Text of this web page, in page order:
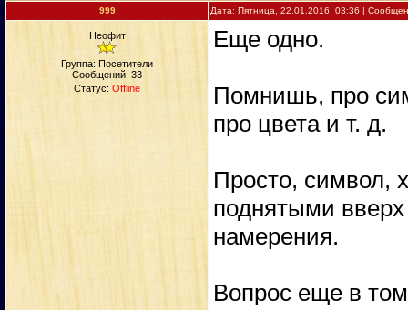
999 Дата: Пятница, 22.01.2016, 03:36 |
Неофит
Группа: Посетители
Сообщений: 33
Статус: Offline
Еще одно.
Помнишь, про
про цвета и т. д.
Просто, символ,
поднятыми
намерения.
Вопрос еще в